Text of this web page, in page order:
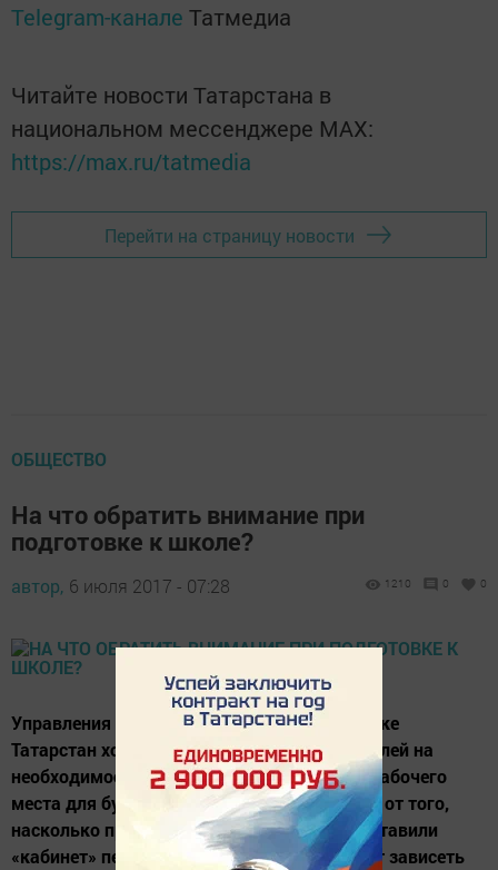
Telegram-канале Татмедиа
Читайте новости Татарстана в
национальном мессенджере MАХ:
https://max.ru/tatmedia
Перейти на страницу новости
ОБЩЕСТВО
На что обратить внимание при
подготовке к школе?
автор, 6 июля 2017 - 07:28 1210 0 0
Управления Роспотребнадзора по Республике
Татарстан хочет обратить внимание родителей на
необходимость организации правильного рабочего
места для будущего учащегося школы, т.к. от того,
насколько продуманно и правильно вы обставили
«кабинет» первоклассника, напрямую будет зависеть